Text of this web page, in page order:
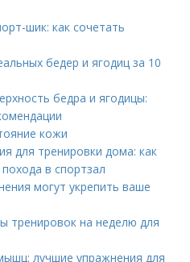
шик: как сочетать
бедер и ягодиц за 10
бедра и ягодицы:
кожи
для тренировки дома: как
в спортзал
могут укрепить ваше
тренировок на неделю для
лучшие упражнения для